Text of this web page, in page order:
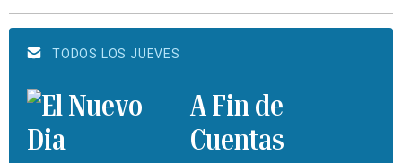
TODOS LOS JUEVES
A Fin de
Cuentas